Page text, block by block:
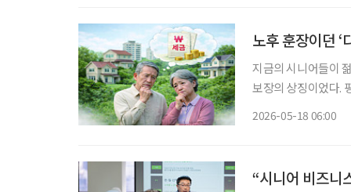
노후 훈장이던 ‘
지금의 시니어들이
보장의 상징이었다.
2026-05-18 06:00
“시니어 비즈니